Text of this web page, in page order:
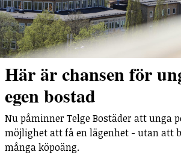
Här är chansen för
egen bostad
Nu påminner Telge Bostäder att unga
möjlighet att få en lägenhet - utan att
många köpoäng.